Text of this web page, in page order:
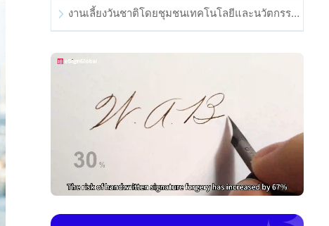
งานเลี้ยงวันชาติโดยชุมชนเทคโนโลยีและนวัตกรรมฮ่องกง